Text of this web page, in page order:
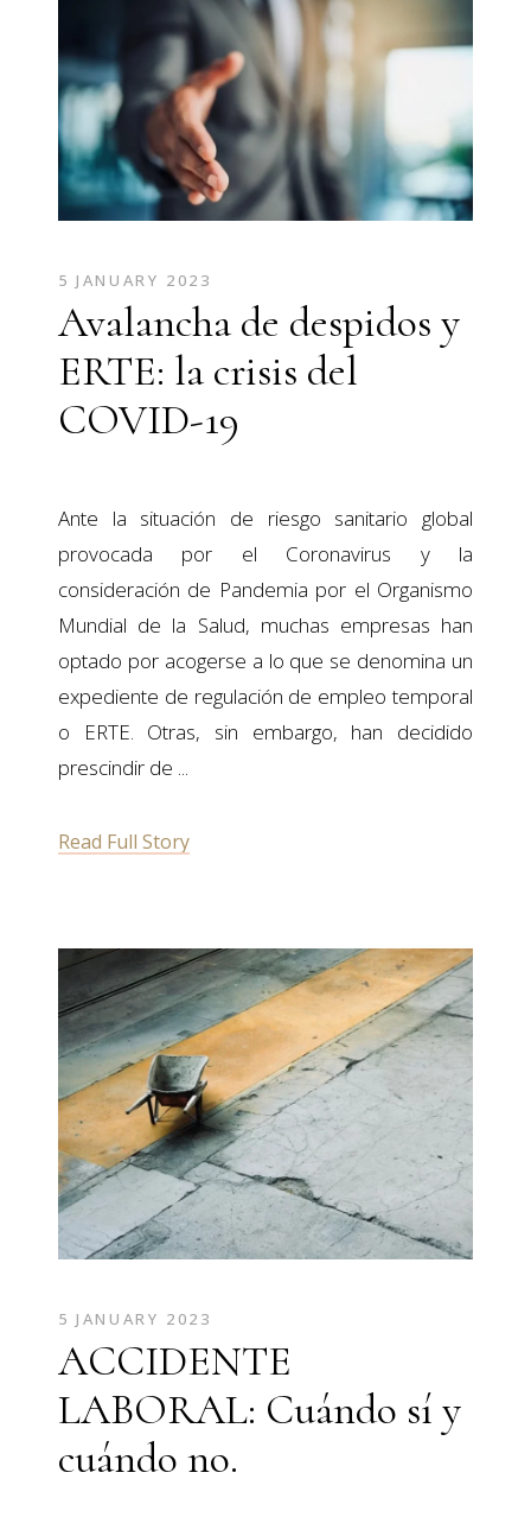
5 JANUARY 2023
Avalancha de despidos y
ERTE: la crisis del
COVID-19
Ante la situación de riesgo sanitario global
provocada por el Coronavirus y la
consideración de Pandemia por el Organismo
Mundial de la Salud, muchas empresas han
optado por acogerse a lo que se denomina un
expediente de regulación de empleo temporal
o ERTE. Otras, sin embargo, han decidido
prescindir de
Read Full Story
5 JANUARY 2023
ACCIDENTE
LABORAL: Cuándo sí y
cuándo no.